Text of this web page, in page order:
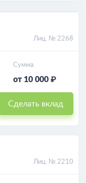
Лиц. № 2268
Сумма
от 10 000 ₽
Сделать вклад
Лиц. № 2210